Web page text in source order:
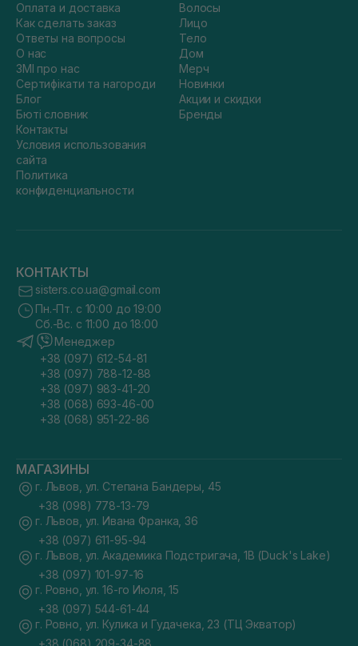
Оплата и доставка
Как сделать заказ
Ответы на вопросы
О нас
ЗМІ про нас
Сертифікати та нагороди
Блог
Бюті словник
Контакты
Условия использования
сайта
Политика
конфиденциальности
Волосы
Лицо
Тело
Дом
Мерч
Новинки
Акции и скидки
Бренды
КОНТАКТЫ
sisters.co.ua@gmail.com
Пн.-Пт. с 10:00 до 19:00
Сб.-Вс. с 11:00 до 18:00
Менеджер
+38 (097) 612-54-81
+38 (097) 788-12-88
+38 (097) 983-41-20
+38 (068) 693-46-00
+38 (068) 951-22-86
МАГАЗИНЫ
г. Львов, ул. Степана Бандеры, 45
+38 (098) 778-13-79
г. Львов, ул. Ивана Франка, 36
+38 (097) 611-95-94
г. Львов, ул. Академика Подстригача, 1В (Duck's Lake)
+38 (097) 101-97-16
г. Ровно, ул. 16-го Июля, 15
+38 (097) 544-61-44
г. Ровно, ул. Кулика и Гудачека, 23 (ТЦ Экватор)
+38 (068) 209-34-88